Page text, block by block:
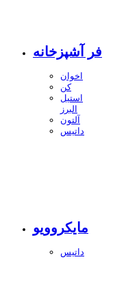
فر آشپزخانه
اخوان
کن
استیل
البرز
آلتون
داتیس
مایکروویو
داتیس